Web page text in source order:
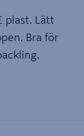
plast. Lätt
Bra för